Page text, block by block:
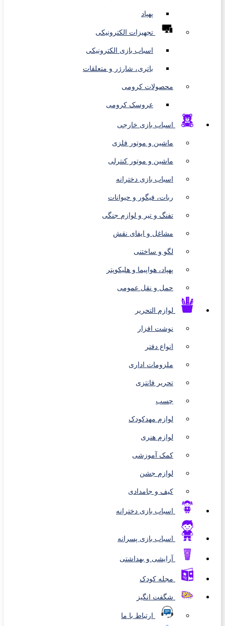
پهپاد
تجهیزات الکترونیکی
اسباب بازی الکترونیکی
باتری، شارژر و متعلقات
محصولات کرومی
عروسک کرومی
اسباب بازی خارجی
ماشین و موتور فلزی
ماشین و موتور کنترلی
اسباب بازی دخترانه
ربات، فیگور و حیوانات
تفنگ و تیر و لوازم جنگی
مشاغل و ایفای نقش
لگو و ساختنی
پهپاد، هواپیما و هلیکوپتر
حمل و نقل عمومی
لوازم التحریر
نوشت افزار
انواع دفتر
ملزومات اداری
تحریر فانتزی
چسب
لوازم مهدکودک
لوازم هنری
کمک آموزشی
لوازم جشن
کیف و جامدادی
اسباب بازی دخترانه
اسباب بازی پسرانه
آرایشی و بهداشتی
مجله کودک
شگفت انگیز
ارتباط با ما